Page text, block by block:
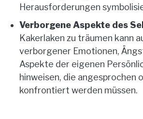
Herausforderungen
Verborgene Aspekte des
Kakerlaken zu träumen kann
verborgener Emotionen,
Aspekte der eigenen
hinweisen, die angesprochen
konfrontiert werden müssen.